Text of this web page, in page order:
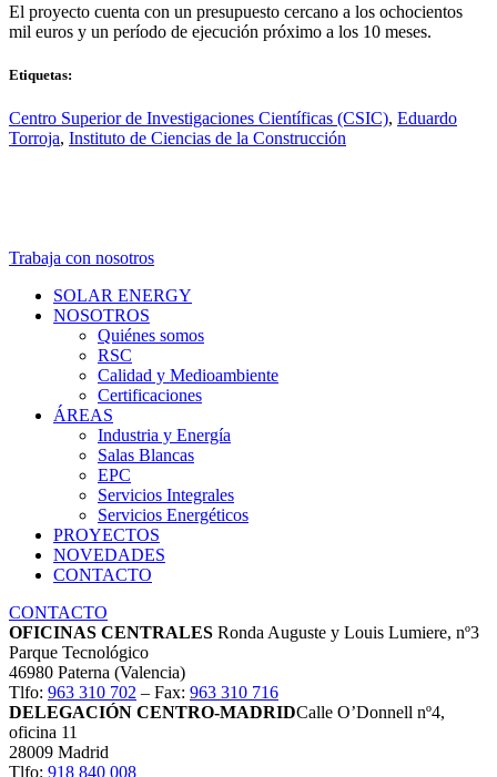
El proyecto cuenta con un presupuesto cercano a los ochocientos
mil euros y un período de ejecución próximo a los 10 meses.
Etiquetas:
Centro Superior de Investigaciones Científicas (CSIC), Eduardo
Torroja, Instituto de Ciencias de la Construcción
Trabaja con nosotros
SOLAR ENERGY
NOSOTROS
Quiénes somos
RSC
Calidad y Medioambiente
Certificaciones
ÁREAS
Industria y Energía
Salas Blancas
EPC
Servicios Integrales
Servicios Energéticos
PROYECTOS
NOVEDADES
CONTACTO
CONTACTO
OFICINAS CENTRALES Ronda Auguste y Louis Lumiere, nº3
Parque Tecnológico
46980 Paterna (Valencia)
Tlfo: 963 310 702 – Fax: 963 310 716
DELEGACIÓN CENTRO-MADRIDCalle O’Donnell nº4,
oficina 11
28009 Madrid
Tlfo: 918 840 008